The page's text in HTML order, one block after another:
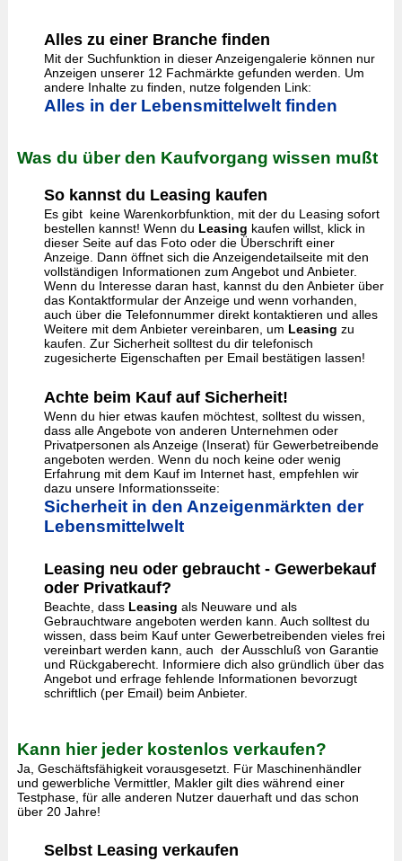
Alles zu einer Branche finden
Mit der Suchfunktion in dieser Anzeigengalerie können nur
Anzeigen unserer 12 Fachmärkte gefunden werden. Um
andere Inhalte zu finden, nutze folgenden Link:
Alles in der Lebensmittelwelt finden
Was du über den Kaufvorgang wissen mußt
So kannst du Leasing kaufen
Es gibt keine Warenkorbfunktion, mit der du Leasing sofort
bestellen kannst! Wenn du Leasing kaufen willst, klick in
dieser Seite auf das Foto oder die Überschrift einer
Anzeige. Dann öffnet sich die Anzeigendetailseite mit den
vollständigen Informationen zum Angebot und Anbieter.
Wenn du Interesse daran hast, kannst du den Anbieter über
das Kontaktformular der Anzeige und wenn vorhanden,
auch über die Telefonnummer direkt kontaktieren und alles
Weitere mit dem Anbieter vereinbaren, um Leasing zu
kaufen. Zur Sicherheit solltest du dir telefonisch
zugesicherte Eigenschaften per Email bestätigen lassen!
Achte beim Kauf auf Sicherheit!
Wenn du hier etwas kaufen möchtest, solltest du wissen,
dass alle Angebote von anderen Unternehmen oder
Privatpersonen als Anzeige (Inserat) für Gewerbetreibende
angeboten werden. Wenn du noch keine oder wenig
Erfahrung mit dem Kauf im Internet hast, empfehlen wir
dazu unsere Informationsseite:
Sicherheit in den Anzeigenmärkten der
Lebensmittelwelt
Leasing neu oder gebraucht - Gewerbekauf
oder Privatkauf?
Beachte, dass Leasing als Neuware und als
Gebrauchtware angeboten werden kann. Auch solltest du
wissen, dass beim Kauf unter Gewerbetreibenden vieles frei
vereinbart werden kann, auch der Ausschluß von Garantie
und Rückgaberecht. Informiere dich also gründlich über das
Angebot und erfrage fehlende Informationen bevorzugt
schriftlich (per Email) beim Anbieter.
Kann hier jeder kostenlos verkaufen?
Ja, Geschäftsfähigkeit vorausgesetzt. Für Maschinenhändler
und gewerbliche Vermittler, Makler gilt dies während einer
Testphase, für alle anderen Nutzer dauerhaft und das schon
über 20 Jahre!
Selbst Leasing verkaufen